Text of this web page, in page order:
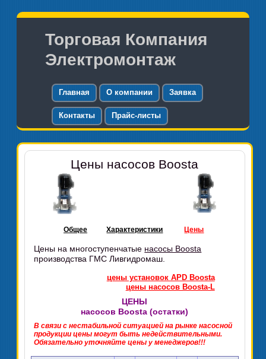
Торговая Компания
Электромонтаж
Главная О компании Заявка
Контакты Прайс-листы
Цены насосов Boosta
Общее Характеристики Цены
Цены на многоступенчатые насосы Boosta
производства ГМС Ливгидромаш.
цены установок APD Boosta
цены насосов Boosta-L
ЦЕНЫ
насосов Boosta (остатки)
В связи с нестабильной ситуацией на рынке насосной
продукции цены могут быть недействительными.
Обязательно уточняйте цены у менеджеров!!!